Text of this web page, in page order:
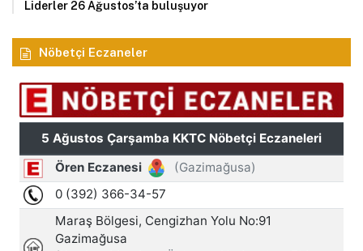
Liderler 26 Ağustos’ta buluşuyor
Nöbetçi Eczaneler